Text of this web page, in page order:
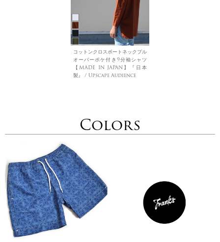
コットンクロスボートネックプル
オーバーポケ付き9分袖シャツ
【MADE IN JAPAN】『日本
製』 / Upscape Audience
Colors